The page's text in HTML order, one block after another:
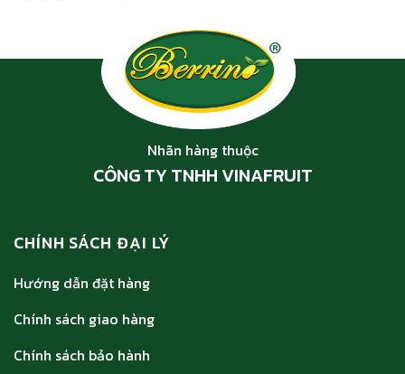
Nhãn hàng thuộc
CÔNG TY TNHH VINAFRUIT
CHÍNH SÁCH ĐẠI LÝ
Hướng dẫn đặt hàng
Chính sách giao hàng
Chính sách bảo hành